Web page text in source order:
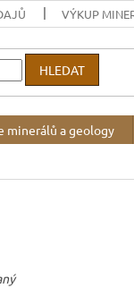
VÝKUP
HLEDAT
minerálů a geology